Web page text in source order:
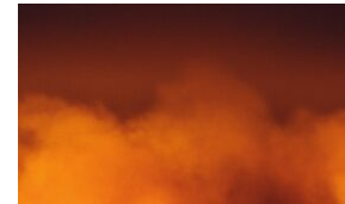
Navigation
de
l’article